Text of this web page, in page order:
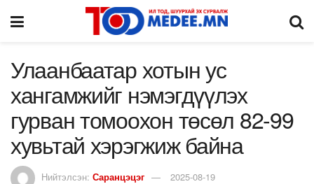
Улаанбаатар хотын ус
хангамжийг нэмэгдүүлэх
гурван томоохон төсөл 82-99
хувьтай хэрэгжиж байна
Нийтэлсэн: Саранцэцэг 2025-08-19